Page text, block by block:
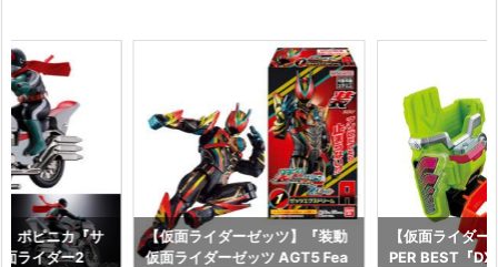
ポピニカ『サ
ライダー2
【仮面ライダーゼッツ】『装動
仮面ライダーゼッツ AGT5 Fea
【仮面ライダ
PER BEST『